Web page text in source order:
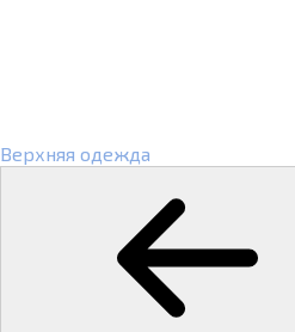
Верхняя одежда